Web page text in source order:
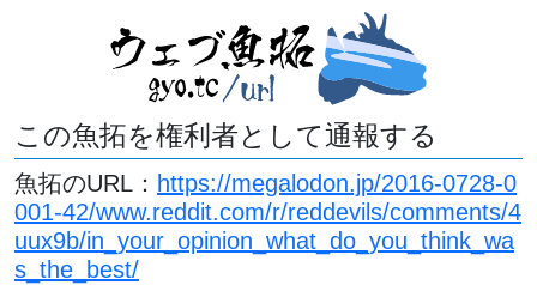
この魚拓を権利者として通報する
魚拓のURL： https://megalodon.jp/2016-0728-0
001-42/www.reddit.com/r/reddevils/comments/4
uux9b/in_your_opinion_what_do_you_think_wa
s_the_best/